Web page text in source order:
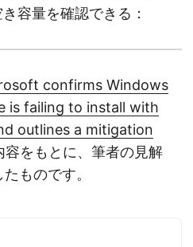
容量を確認できる：
confirms Windows
is failing to install with
outlines a mitigation
容をもとに、筆者の見解
ものです。